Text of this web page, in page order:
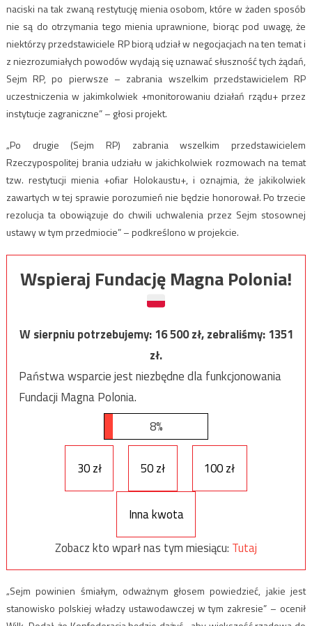
naciski na tak zwaną restytucję mienia osobom, które w żaden sposób
nie są do otrzymania tego mienia uprawnione, biorąc pod uwagę, że
niektórzy przedstawiciele RP biorą udział w negocjacjach na ten temat i
z niezrozumiałych powodów wydają się uznawać słuszność tych żądań,
Sejm RP, po pierwsze – zabrania wszelkim przedstawicielem RP
uczestniczenia w jakimkolwiek +monitorowaniu działań rządu+ przez
instytucje zagraniczne” – głosi projekt.
„Po drugie (Sejm RP) zabrania wszelkim przedstawicielem
Rzeczypospolitej brania udziału w jakichkolwiek rozmowach na temat
tzw. restytucji mienia +ofiar Holokaustu+, i oznajmia, że jakikolwiek
zawartych w tej sprawie porozumień nie będzie honorował. Po trzecie
rezolucja ta obowiązuje do chwili uchwalenia przez Sejm stosownej
ustawy w tym przedmiocie” – podkreślono w projekcie.
Wspieraj Fundację Magna Polonia!
W sierpniu potrzebujemy:16 500zł, zebraliśmy:1351
zł.
Państwa wsparcie jest niezbędne dla funkcjonowania
Fundacji Magna Polonia.
8%
30 zł 50 zł 100 zł
Inna kwota
Zobacz kto wparł nas tym miesiącu: Tutaj
„Sejm powinien śmiałym, odważnym głosem powiedzieć, jakie jest
stanowisko polskiej władzy ustawodawczej w tym zakresie” – ocenił